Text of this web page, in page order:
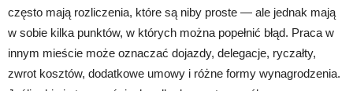
często mają rozliczenia, które są niby proste — ale jednak mają
w sobie kilka punktów, w których można popełnić błąd. Praca w
innym mieście może oznaczać dojazdy, delegacje, ryczałty,
zwrot kosztów, dodatkowe umowy i różne formy wynagrodzenia.